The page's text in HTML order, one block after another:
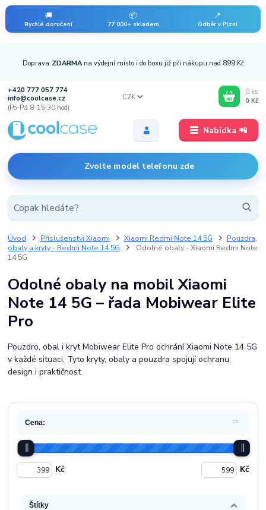
🚚
Rychlé doručení
📦
77 000+ skladem
📍
Odběr v Plzni
Nabídka 📲
Doprava ZDARMA na výdejní místo i do boxu již při nákupu nad 899 Kč
+420 777 057 774
info@coolcase.cz
(Po-Pá 8-15:30 hod)
Zvolte model telefonu zde
CZK
0 ks
0 Kč
Úvod Příslušenství Xiaomi Xiaomi Redmi Note 14 5G
Pouzdra,
obaly a kryty - Redmi Note 14 5G
Odolné obaly - Xiaomi Redmi Note
14 5G
Odolné obaly na mobil Xiaomi
Note 14 5G – řada Mobiwear Elite
Pro
Pouzdro, obal i kryt Mobiwear Elite Pro ochrání Xiaomi Note 14 5G
v každé situaci. Tyto kryty, obaly a pouzdra spojují ochranu,
design i praktičnost.
Cena:
Kč Kč
Štítky